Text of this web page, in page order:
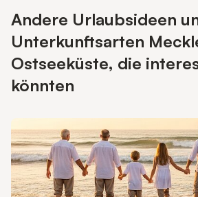
Andere Urlaubsideen
Unterkunftsarten
Ostseeküste, die
könnten